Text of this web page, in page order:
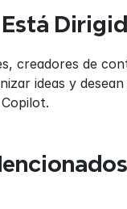
creadores de
ideas y